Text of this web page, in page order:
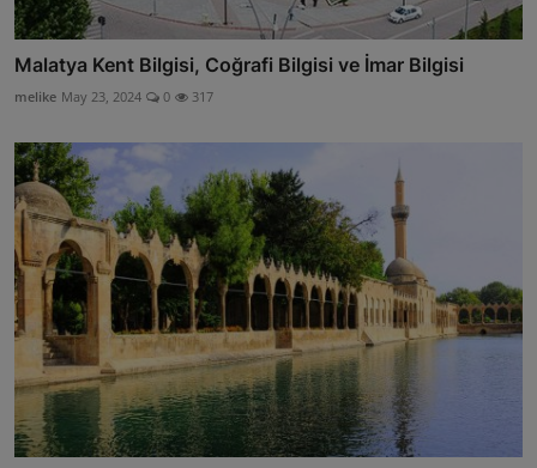
Malatya Kent Bilgisi, Coğrafi Bilgisi ve İmar Bilgisi
melike May 23, 2024 0 317